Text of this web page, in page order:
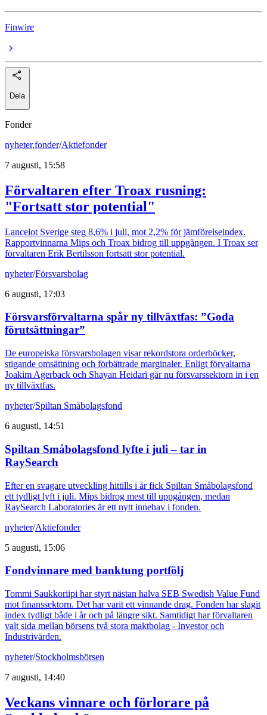
Finwire
Dela
Fonder
nyheter,fonder/Aktiefonder
7 augusti, 15:58
Förvaltaren efter Troax rusning:
"Fortsatt stor potential"
Lancelot Sverige steg 8,6% i juli, mot 2,2% för jämförelseindex.
Rapportvinnarna Mips och Troax bidrog till uppgången. I Troax ser
förvaltaren Erik Bertilsson fortsatt stor potential.
nyheter/Försvarsbolag
6 augusti, 17:03
Försvarsförvaltarna spår ny tillväxtfas: ”Goda
förutsättningar”
De europeiska försvarsbolagen visar rekordstora orderböcker,
stigande omsättning och förbättrade marginaler. Enligt förvaltarna
Joakim Agerback och Shayan Heidari går nu försvarssektorn in i en
ny tillväxtfas.
nyheter/Spiltan Småbolagsfond
6 augusti, 14:51
Spiltan Småbolagsfond lyfte i juli – tar in
RaySearch
Efter en svagare utveckling hittills i år fick Spiltan Småbolagsfond
ett tydligt lyft i juli. Mips bidrog mest till uppgången, medan
RaySearch Laboratories är ett nytt innehav i fonden.
nyheter/Aktiefonder
5 augusti, 15:06
Fondvinnare med banktung portfölj
Tommi Saukkoriipi har styrt nästan halva SEB Swedish Value Fund
mot finanssektorn. Det har varit ett vinnande drag. Fonden har slagit
index tydligt både i år och på längre sikt. Samtidigt har förvaltaren
valt sida mellan börsens två stora maktbolag - Investor och
Industrivärden.
nyheter/Stockholmsbörsen
7 augusti, 14:40
Veckans vinnare och förlorare på